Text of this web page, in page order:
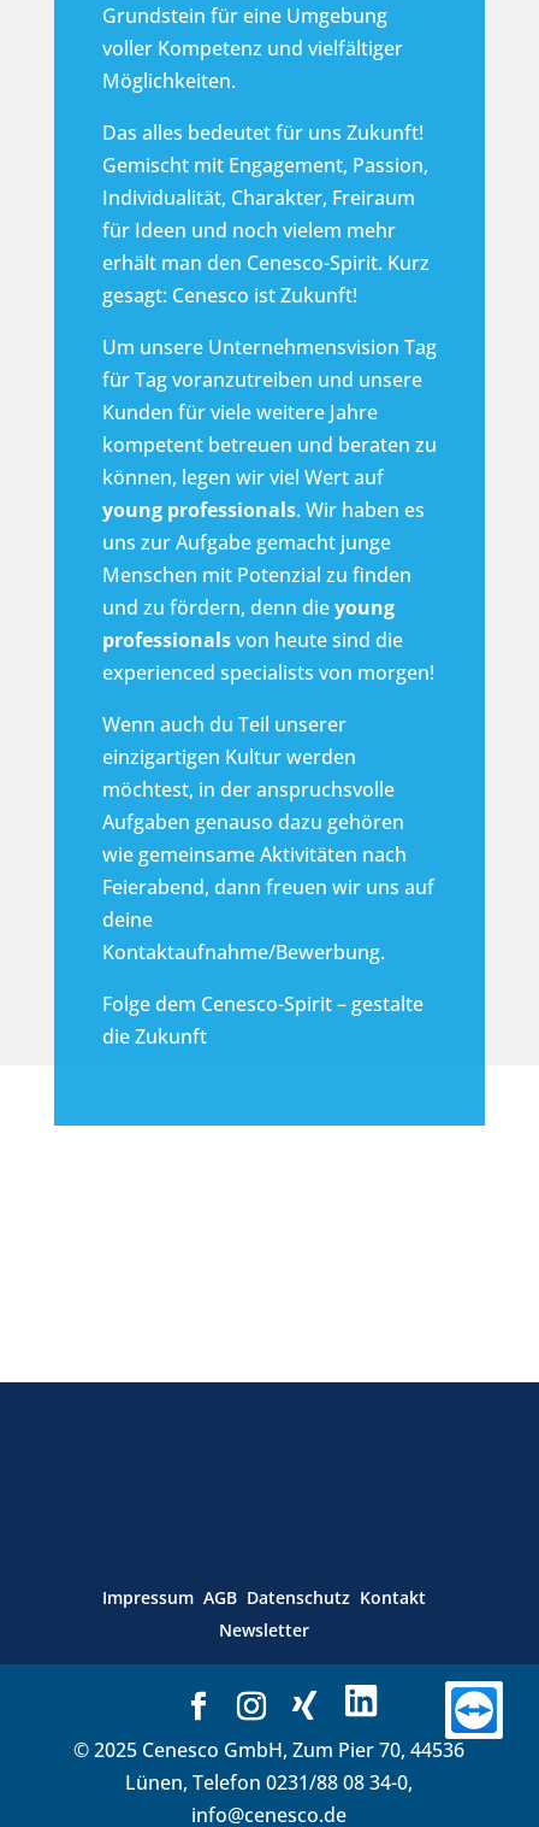
Grundstein für eine Umgebung
voller Kompetenz und vielfältiger
Möglichkeiten.
Das alles bedeutet für uns Zukunft!
Gemischt mit Engagement, Passion,
Individualität, Charakter, Freiraum
für Ideen und noch vielem mehr
erhält man den Cenesco-Spirit. Kurz
gesagt: Cenesco ist Zukunft!
Um unsere Unternehmensvision Tag
für Tag voranzutreiben und unsere
Kunden für viele weitere Jahre
kompetent betreuen und beraten zu
können, legen wir viel Wert auf
young professionals. Wir haben es
uns zur Aufgabe gemacht junge
Menschen mit Potenzial zu finden
und zu fördern, denn dieyoung
professionalsvon heute sind die
experienced specialists von morgen!
Wenn auch du Teil unserer
einzigartigen Kultur werden
möchtest, in der anspruchsvolle
Aufgaben genauso dazu gehören
wie gemeinsame Aktivitäten nach
Feierabend, dann freuen wir uns auf
deine
Kontaktaufnahme/Bewerbung.
Folge dem Cenesco-Spirit – gestalte
die Zukunft
Impressum AGB Datenschutz Kontakt
Newsletter
© 2025 Cenesco GmbH, Zum Pier 70, 44536
Lünen, Telefon 0231/88 08 34-0,
info@cenesco.de